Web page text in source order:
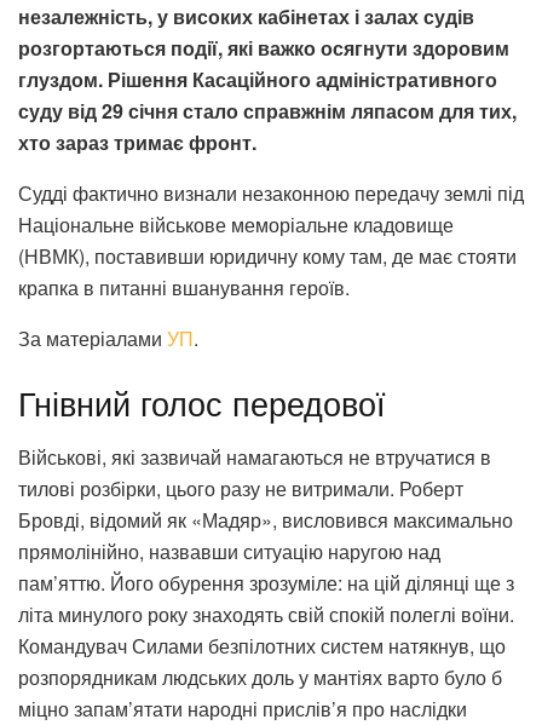
незалежність, у високих кабінетах і залах судів
розгортаються події, які важко осягнути здоровим
глуздом. Рішення Касаційного адміністративного
суду від 29 січня стало справжнім ляпасом для тих,
хто зараз тримає фронт.
Судді фактично визнали незаконною передачу землі під
Національне військове меморіальне кладовище
(НВМК), поставивши юридичну кому там, де має стояти
крапка в питанні вшанування героїв.
За матеріалами УП.
Гнівний голос передової
Військові, які зазвичай намагаються не втручатися в
тилові розбірки, цього разу не витримали. Роберт
Бровді, відомий як «Мадяр», висловився максимально
прямолінійно, назвавши ситуацію наругою над
пам’яттю. Його обурення зрозуміле: на цій ділянці ще з
літа минулого року знаходять свій спокій полеглі воїни.
Командувач Силами безпілотних систем натякнув, що
розпорядникам людських доль у мантіях варто було б
міцно запам’ятати народні прислів’я про наслідки